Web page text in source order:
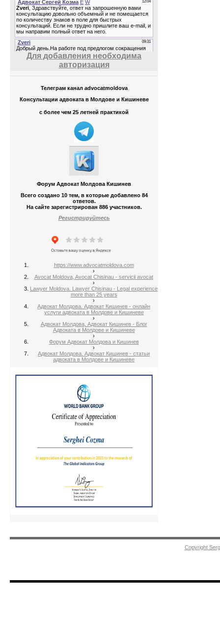
Для добавления необходима
авторизация
Телеграм канал advocatmoldova
Консультации адвоката в Молдове и Кишиневе
с более чем 25 летней практикой
Форум Адвокат Молдова Кишинев
Всего создано 10 тем, в которые добавлено 84
ответов.
На сайте зарегистрирован 886 участников.
Регистрируйтесь
https://www.advocatmoldova.com
›
Avocat Moldova, Avocat Chisinau - servicii avocat
›
Lawyer Moldova. Lawyer Chisinau - Legal experience
more than 25 years
›
Адвокат Молдова. Адвокат Кишинев - онлайн
услуги адвоката в Молдове и Кишиневе
›
Адвокат Молдова, Адвокат Кишинев - Блог
Адвоката в Молдове и Кишиневе
›
Форум Адвокат Молдова и Кишинев
›
Адвокат Молдова. Адвокат Кишинев - статьи
адвоката в Молдове и Кишиневе
Copyright